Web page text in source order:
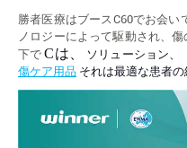
勝者医療はブースC60でお会い
ノロジーによって駆動され、
下でCは、 ソリューション、
傷ケア用品 それは最適な患者